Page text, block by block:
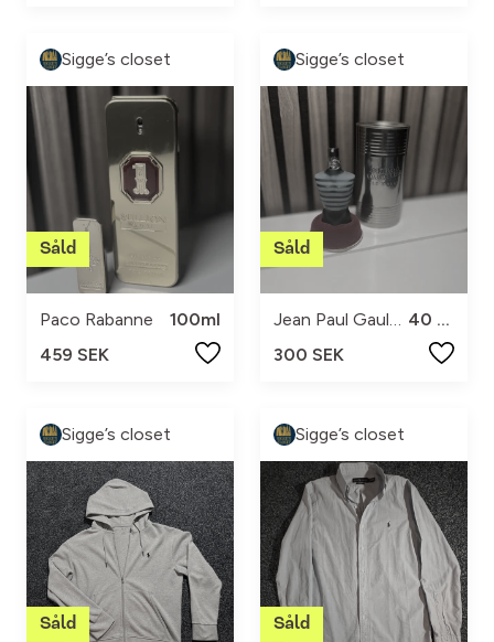
Sigge’s closet
Paco Rabanne
100ml
459 SEK
Sigge’s closet
40 ml
300 SEK
Sigge’s closet Sigge’s closet